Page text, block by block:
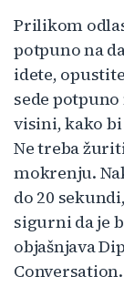
Prilikom
potpuno na
idete,
sede
visini, kako
Ne treba
mokrenju.
do 20
sigurni da je
objašnjava
Conversation.